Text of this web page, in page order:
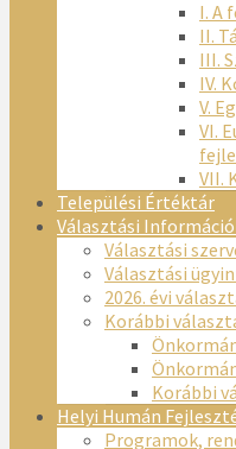
I. A
II.
III.
IV.
V.
VI.
VII.
Települési Értéktár
Választási
Választási
Választási
2026. évi
Korábbi
Korábbi
Helyi Humán
Programok,